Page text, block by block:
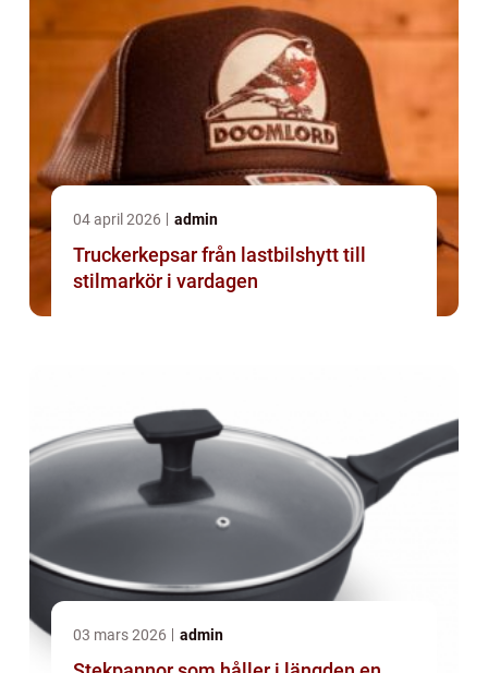
04 april 2026 admin
Truckerkepsar från lastbilshytt till
stilmarkör i vardagen
03 mars 2026 admin